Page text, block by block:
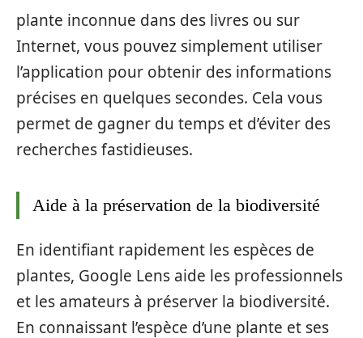
plante inconnue dans des livres ou sur
Internet, vous pouvez simplement utiliser
l’application pour obtenir des informations
précises en quelques secondes. Cela vous
permet de gagner du temps et d’éviter des
recherches fastidieuses.
Aide à la préservation de la biodiversité
En identifiant rapidement les espèces de
plantes, Google Lens aide les professionnels
et les amateurs à préserver la biodiversité.
En connaissant l’espèce d’une plante et ses